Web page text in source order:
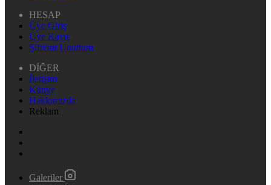
HESAP
Üye Giriş
Üye Kayıt
Şifremi Unuttum
DİĞER
İletişim
Künye
Hakkımızda
Reklam
Galeriler